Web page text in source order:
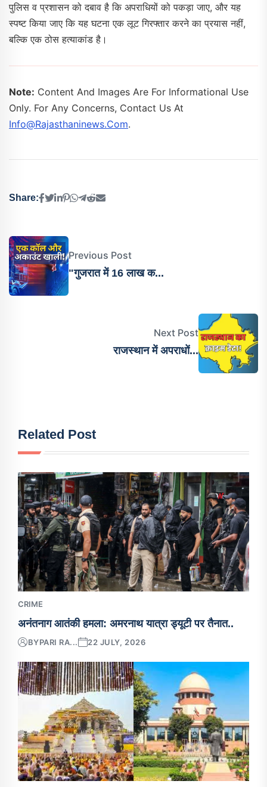
पुलिस व प्रशासन को दबाव है कि अपराधियों को पकड़ा जाए, और यह
स्पष्ट किया जाए कि यह घटना एक लूट गिरफ्तार करने का प्रयास नहीं,
बल्कि एक ठोस हत्याकांड है।
Note: Content And Images Are For Informational Use
Only. For Any Concerns, Contact Us At
Info@rajasthaninews.com.
Share:
Previous Post
"गुजरात में 16 लाख क...
Next Post
राजस्थान में अपराधों...
Related Post
CRIME
अनंतनाग आतंकी हमला: अमरनाथ यात्रा ड्यूटी पर तैनात..
BYPARI RA... 22 JULY, 2026